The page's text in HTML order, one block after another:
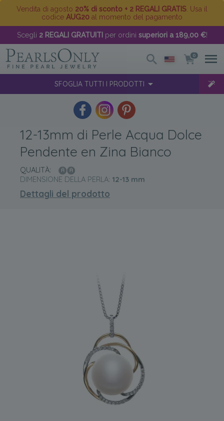
Vendita di agosto 20% di sconto + 2 REGALI GRATIS . Usa il
codice AUG20 al momento del pagamento
Scegli 2 REGALI GRATUITI per ordini superiori a 189,00 €!
0
SFOGLIA TUTTI I PRODOTTI
12-13mm di Perle Acqua Dolce
Pendente en Zina Bianco
QUALITÀ:
DIMENSIONE DELLA PERLA: 12-13 mm
Dettagli del prodotto